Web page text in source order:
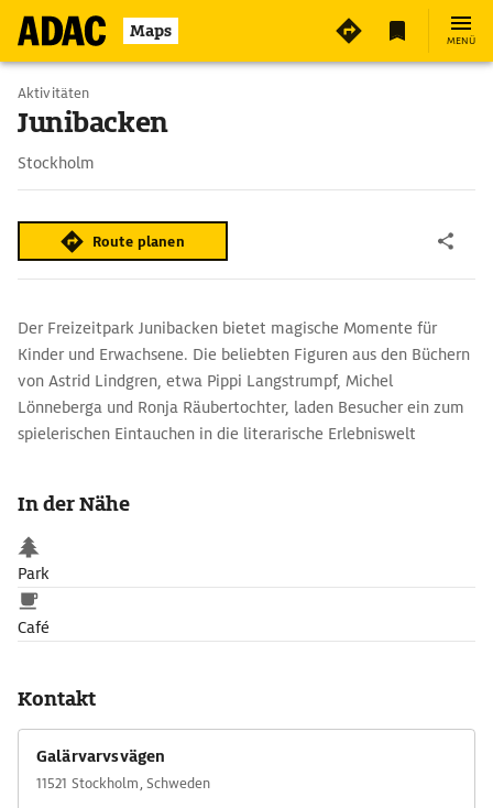
Maps MENÜ
Aktivitäten
Junibacken
Stockholm
Route planen
Der Freizeitpark Junibacken bietet magische Momente für
Kinder und Erwachsene. Die beliebten Figuren aus den Büchern
von Astrid Lindgren, etwa Pippi Langstrumpf, Michel
Lönneberga und Ronja Räubertochter, laden Besucher ein zum
spielerischen Eintauchen in die literarische Erlebniswelt
In der Nähe
Park
Café
Kontakt
Galärvarvsvägen
11521 Stockholm, Schweden